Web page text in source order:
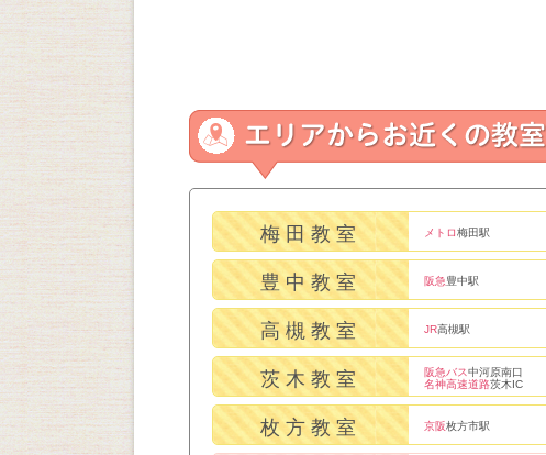
梅田教室 メトロ梅田駅
豊中教室 阪急豊中駅
高槻教室 JR高槻駅
茨木教室 阪急バス中河原南口
名神高速道路茨木IC
枚方教室 京阪枚方市駅